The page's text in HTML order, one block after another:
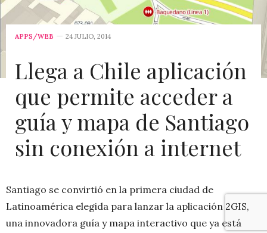
APPS/WEB 24 JULIO, 2014
Llega a Chile aplicación
que permite acceder a
guía y mapa de Santiago
sin conexión a internet
Santiago se convirtió en la primera ciudad de
Latinoamérica elegida para lanzar la aplicación 2GIS,
una innovadora guía y mapa interactivo que ya está